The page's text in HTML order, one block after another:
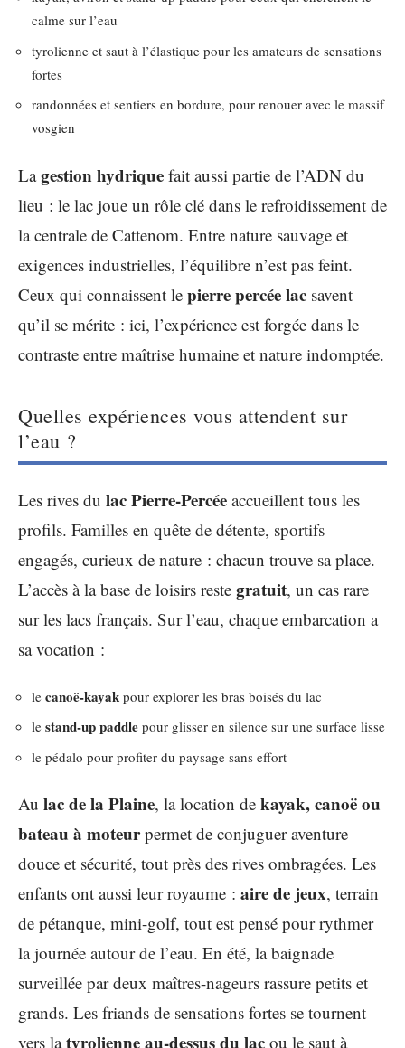
calme sur l’eau
tyrolienne et saut à l’élastique pour les amateurs de sensations
fortes
randonnées et sentiers en bordure, pour renouer avec le massif
vosgien
Lagestion hydrique fait aussi partie de l’ADN du
lieu : le lac joue un rôle clé dans le refroidissement de
la centrale de Cattenom. Entre nature sauvage et
exigences industrielles, l’équilibre n’est pas feint.
Ceux qui connaissent le pierre percée lac savent
qu’il se mérite : ici, l’expérience est forgée dans le
contraste entre maîtrise humaine et nature indomptée.
Quelles expériences vous attendent sur
l’eau ?
Les rives du lac Pierre-Percée accueillent tous les
profils. Familles en quête de détente, sportifs
engagés, curieux de nature : chacun trouve sa place.
L’accès à la base de loisirs reste gratuit, un cas rare
sur les lacs français. Sur l’eau, chaque embarcation a
sa vocation :
le canoë-kayak pour explorer les bras boisés du lac
le stand-up paddle pour glisser en silence sur une surface lisse
le pédalo pour profiter du paysage sans effort
Au lac de la Plaine, la location de kayak, canoë ou
bateau à moteurpermet de conjuguer aventure
douce et sécurité, tout près des rives ombragées. Les
enfants ont aussi leur royaume : aire de jeux, terrain
de pétanque, mini-golf, tout est pensé pour rythmer
la journée autour de l’eau. En été, la baignade
surveillée par deux maîtres-nageurs rassure petits et
grands. Les friands de sensations fortes se tournent
vers latyrolienne au-dessus du lac ou le saut à